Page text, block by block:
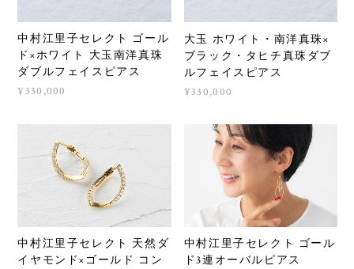
中村江里子セレクト ゴール
ド×ホワイト 大玉南洋真珠
ダブルフェイスピアス
¥330,000
大玉 ホワイト・南洋真珠×
ブラック・タヒチ真珠ダブ
ルフェイスピアス
¥330,000
中村江里子セレクト 天然ダ
イヤモンド×ゴールド コン
中村江里子セレクト ゴール
ド3連オーバルピアス